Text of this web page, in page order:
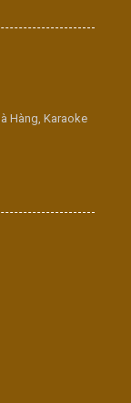
Hàng, Karaoke